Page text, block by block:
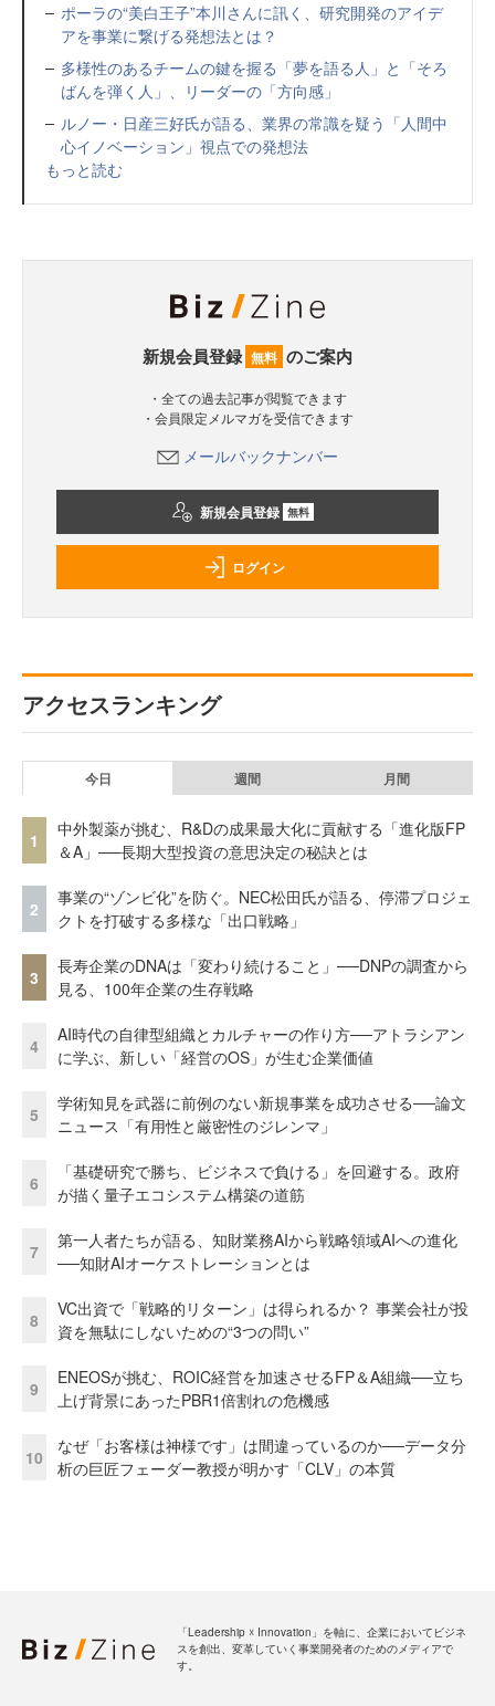
ポーラの“美白王子”本川さんに訊く、研究開発のアイデ
アを事業に繋げる発想法とは？
多様性のあるチームの鍵を握る「夢を語る人」と「そろ
ばんを弾く人」、リーダーの「方向感」
ルノー・日産三好氏が語る、業界の常識を疑う「人間中
心イノベーション」視点での発想法
もっと読む
新規会員登録 無料 のご案内
・全ての過去記事が閲覧できます
・会員限定メルマガを受信できます
メールバックナンバー
新規会員登録 無料
ログイン
アクセスランキング
今日 週間 月間
1
中外製薬が挑む、R&Dの成果最大化に貢献する「進化版FP
＆A」──長期大型投資の意思決定の秘訣とは
2
事業の“ゾンビ化”を防ぐ。NEC松田氏が語る、停滞プロジェ
クトを打破する多様な「出口戦略」
3
長寿企業のDNAは「変わり続けること」──DNPの調査から
見る、100年企業の生存戦略
4
AI時代の自律型組織とカルチャーの作り方──アトラシアン
に学ぶ、新しい「経営のOS」が生む企業価値
5
学術知見を武器に前例のない新規事業を成功させる──論文
ニュース「有用性と厳密性のジレンマ」
6
「基礎研究で勝ち、ビジネスで負ける」を回避する。政府
が描く量子エコシステム構築の道筋
7
第一人者たちが語る、知財業務AIから戦略領域AIへの進化
──知財AIオーケストレーションとは
8
VC出資で「戦略的リターン」は得られるか？ 事業会社が投
資を無駄にしないための“3つの問い”
9
ENEOSが挑む、ROIC経営を加速させるFP＆A組織──立ち
上げ背景にあったPBR1倍割れの危機感
10
なぜ「お客様は神様です」は間違っているのか──データ分
析の巨匠フェーダー教授が明かす「CLV」の本質
「Leadership ☓ Innovation」を軸に、企業においてビジネ
スを創出、変革していく事業開発者のためのメディアで
す。